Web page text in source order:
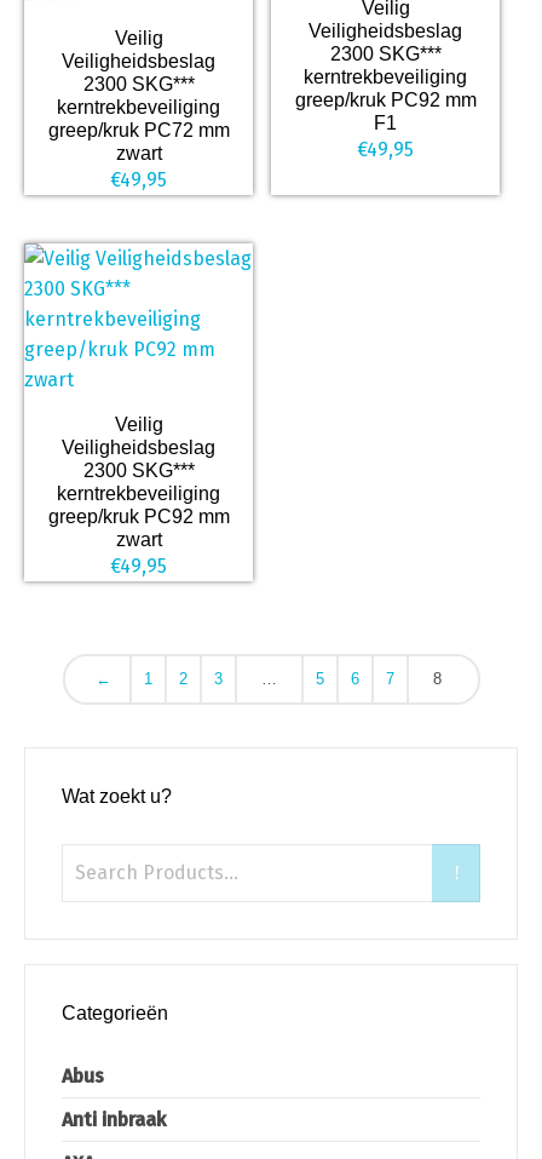
Veilig
Veiligheidsbeslag
2300 SKG***
kerntrekbeveiliging
greep/kruk PC72 mm
zwart
€49,95
Veilig
Veiligheidsbeslag
2300 SKG***
kerntrekbeveiliging
greep/kruk PC92 mm
F1
€49,95
Veilig
Veiligheidsbeslag
2300 SKG***
kerntrekbeveiliging
greep/kruk PC92 mm
zwart
€49,95
← 1 2 3 5 6 7 8
Wat zoekt u?
Categorieën
Abus
Anti inbraak